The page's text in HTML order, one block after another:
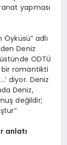
yapması
Öyküsü” adlı
Deniz
ODTÜ
bir romantikti
diyor. Deniz
Deniz,
değildir;
anlatı